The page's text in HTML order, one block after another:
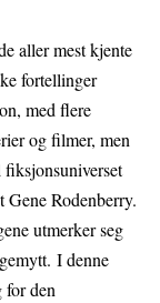
aller mest kjente
fortellinger
med flere
og filmer, men
Gene Rodenberry.
utmerker seg
I denne
for den